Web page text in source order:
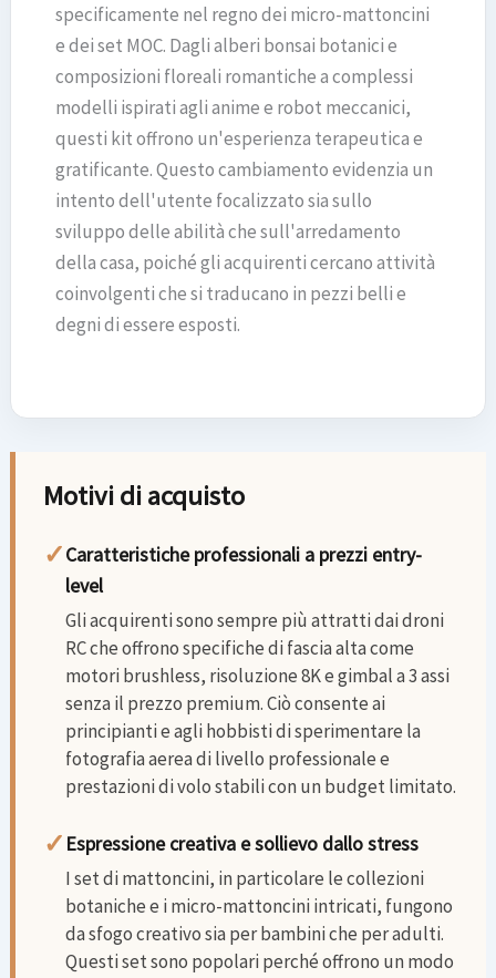
specificamente nel regno dei micro-mattoncini
e dei set MOC. Dagli alberi bonsai botanici e
composizioni floreali romantiche a complessi
modelli ispirati agli anime e robot meccanici,
questi kit offrono un'esperienza terapeutica e
gratificante. Questo cambiamento evidenzia un
intento dell'utente focalizzato sia sullo
sviluppo delle abilità che sull'arredamento
della casa, poiché gli acquirenti cercano attività
coinvolgenti che si traducano in pezzi belli e
degni di essere esposti.
Motivi di acquisto
✓Caratteristiche professionali a prezzi entry-
level
Gli acquirenti sono sempre più attratti dai droni
RC che offrono specifiche di fascia alta come
motori brushless, risoluzione 8K e gimbal a 3 assi
senza il prezzo premium. Ciò consente ai
principianti e agli hobbisti di sperimentare la
fotografia aerea di livello professionale e
prestazioni di volo stabili con un budget limitato.
✓ Espressione creativa e sollievo dallo stress
I set di mattoncini, in particolare le collezioni
botaniche e i micro-mattoncini intricati, fungono
da sfogo creativo sia per bambini che per adulti.
Questi set sono popolari perché offrono un modo